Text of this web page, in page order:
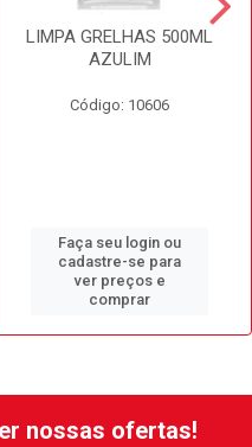
LIMPA GRELHAS 500ML
AZULIM
Código: 10606
Faça seu login ou
cadastre-se para
ver preços e
comprar
nossas ofertas!